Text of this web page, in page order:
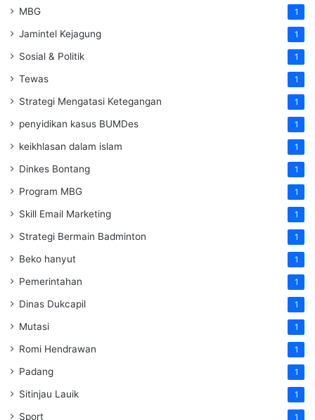
MBG 1
Jamintel Kejagung 1
Sosial & Politik 1
Tewas 1
Strategi Mengatasi Ketegangan 1
penyidikan kasus BUMDes 1
keikhlasan dalam islam 1
Dinkes Bontang 1
Program MBG 1
Skill Email Marketing 1
Strategi Bermain Badminton 1
Beko hanyut 1
Pemerintahan 1
Dinas Dukcapil 1
Mutasi 1
Romi Hendrawan 1
Padang 1
Sitinjau Lauik 1
Sport 1